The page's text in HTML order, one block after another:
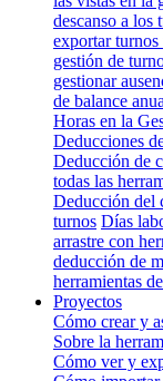
descanso a los
exportar
gestión de
gestionar
de balance
Horas en la
Deducciones
Deducción de
todas las
Deducción del
turnos Días
arrastre con
deducción de
herramientas
Proyectos
Cómo crear y
Sobre la
Cómo ver y